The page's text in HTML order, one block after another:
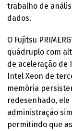
trabalho de
dados.
O Fujitsu
quádruplo com
de aceleração de
Intel Xeon de
memória
redesenhado,
administração
permitindo que